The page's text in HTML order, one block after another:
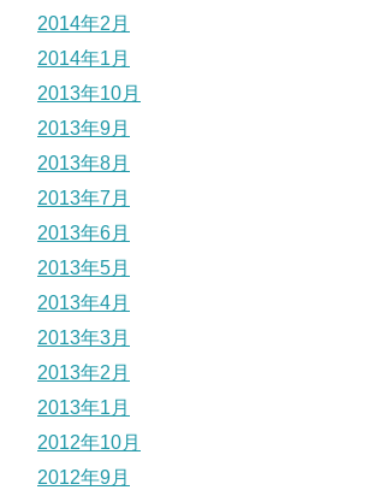
2014年2月
2014年1月
2013年10月
2013年9月
2013年8月
2013年7月
2013年6月
2013年5月
2013年4月
2013年3月
2013年2月
2013年1月
2012年10月
2012年9月